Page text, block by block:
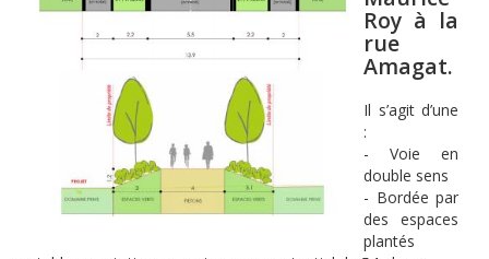
Roy à la
rue
Amagat.
Il s’agit d’une
:
- Voie en
double sens
- Bordée par
des espaces
plantés